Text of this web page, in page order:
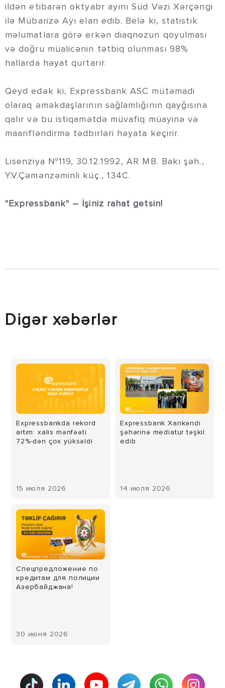
ildən etibarən oktyabr ayını Süd Vəzi Xərçəngi
ilə Mübarizə Ayı elan edib. Belə ki, statistik
məlumatlara görə erkən diaqnozun qoyulması
və doğru müalicənin tətbiq olunması 98%
hallarda həyat qurtarır.
Qeyd edək ki, Expressbank ASC mütəmadi
olaraq əməkdaşlarının sağlamlığının qayğısına
qalır və bu istiqamətdə müvafiq müayinə və
maarifləndirmə tədbirləri həyata keçirir.
Lisenziya №119, 30.12.1992, AR MB. Bakı şəh.,
Y.V.Çəmənzəminli küç., 134C.
"Expressbank" – İşiniz rahat getsin!
Digər xəbərlər
Expressbankda rekord
artım: xalis mənfəəti
72%-dən çox yüksəldi
15 июля 2026
Expressbank Xankəndi
şəhərinə mediatur təşkil
edib
14 июля 2026
Спецпредложение по
кредитам для полиции
Азербайджана!
30 июня 2026